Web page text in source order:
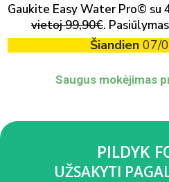
Gaukite Easy Water Pro© su
vietoj 99,90€.
Šiandien 07/
Saugus mokėjimas
PILDYK
UŽSAKYTI